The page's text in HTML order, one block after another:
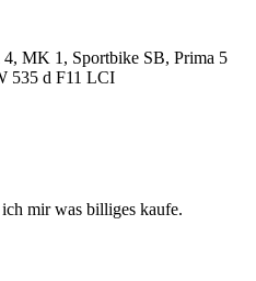
MK 1, Sportbike SB, Prima 5
535 d F11 LCI
mir was billiges kaufe.